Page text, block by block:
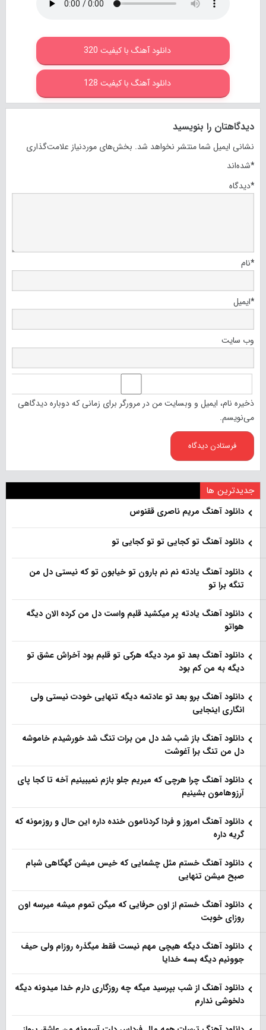
دانلود آهنگ با کیفیت 320
دانلود آهنگ با کیفیت 128
دیدگاهتان را بنویسید
نشانی ایمیل شما منتشر نخواهد شد. بخش‌های موردنیاز علامت‌گذاری
شده‌اند*
دیدگاه*
نام*
ایمیل*
وب‌ سایت
ذخیره نام، ایمیل و وبسایت من در مرورگر برای زمانی که دوباره دیدگاهی
می‌نویسم.
جدیدترین ها
دانلود آهنگ مریم ناصری ققنوس
دانلود آهنگ تو کجایی تو تو کجایی تو
دانلود آهنگ یادته نم نم بارون تو خیابون تو که نیستی دل من
تنگه برا تو
دانلود آهنگ یادته پر میکشید قلبم واست دل من کرده الان دیگه
هواتو
دانلود آهنگ بعد تو مرد دیگه هرکی تو قلبم بود آخراش عشق تو
دیگه به من کم بود
دانلود آهنگ برو بعد تو عادتمه دیگه تنهایی خودت نیستی ولی
انگاری اینجایی
دانلود آهنگ باز شب شد دل من برات تنگ شد خورشیدم خاموشه
دل من تنگ برا آغوشت
دانلود آهنگ چرا هرچی که میریم جلو بازم نمیبینیم آخه تا کجا پای
آرزوهامون بشینیم
دانلود آهنگ امروز و فردا کردنامون خنده داره این حال و روزمونه که
گریه داره
دانلود آهنگ خستم مثل چشمایی که خیس میشن گهگاهی شبام
صبح میشن تنهایی
دانلود آهنگ خستم از اون حرفایی که میگن تموم میشه میرسه اون
روزای خوبت
دانلود آهنگ دیگه هیچی مهم نیست فقط میگذره روزام ولی حیف
جوونیم دیگه بسه خدایا
دانلود آهنگ از شب بپرسید میگه چه روزگاری دارم خدا میدونه دیگه
دلخوشی ندارم